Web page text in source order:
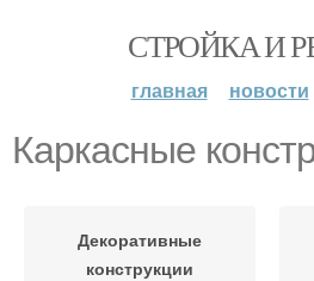
СТРОЙКА И
главная новости
Каркасные
Декоративные
конструкции